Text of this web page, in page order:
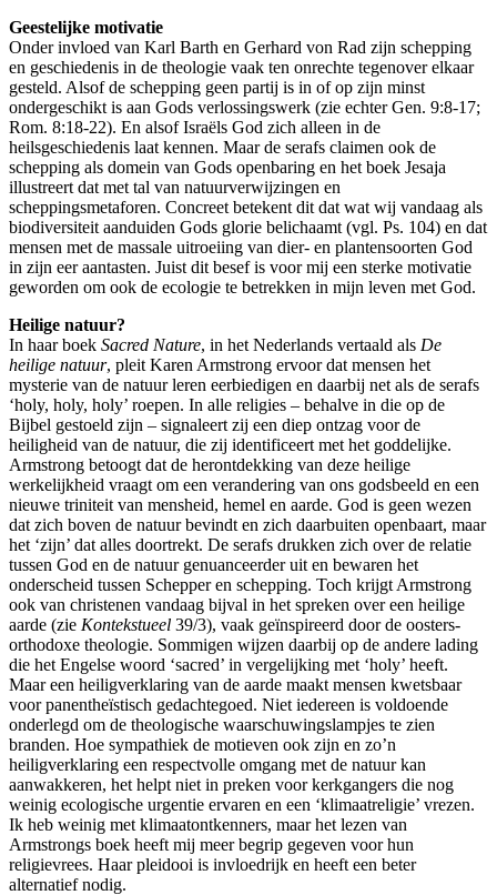
Geestelijke motivatie
Onder invloed van Karl Barth en Gerhard von Rad zijn schepping
en geschiedenis in de theologie vaak ten onrechte tegenover elkaar
gesteld. Alsof de schepping geen partij is in of op zijn minst
ondergeschikt is aan Gods verlossingswerk (zie echter Gen. 9:8-17;
Rom. 8:18-22). En alsof Israëls God zich alleen in de
heilsgeschiedenis laat kennen. Maar de serafs claimen ook de
schepping als domein van Gods openbaring en het boek Jesaja
illustreert dat met tal van natuurverwijzingen en
scheppingsmetaforen. Concreet betekent dit dat wat wij vandaag als
biodiversiteit aanduiden Gods glorie belichaamt (vgl. Ps. 104) en dat
mensen met de massale uitroeiing van dier- en plantensoorten God
in zijn eer aantasten. Juist dit besef is voor mij een sterke motivatie
geworden om ook de ecologie te betrekken in mijn leven met God.
Heilige natuur?
In haar boek Sacred Nature, in het Nederlands vertaald als De
heilige natuur, pleit Karen Armstrong ervoor dat mensen het
mysterie van de natuur leren eerbiedigen en daarbij net als de serafs
‘holy, holy, holy’ roepen. In alle religies – behalve in die op de
Bijbel gestoeld zijn – signaleert zij een diep ontzag voor de
heiligheid van de natuur, die zij identificeert met het goddelijke.
Armstrong betoogt dat de herontdekking van deze heilige
werkelijkheid vraagt om een verandering van ons godsbeeld en een
nieuwe triniteit van mensheid, hemel en aarde. God is geen wezen
dat zich boven de natuur bevindt en zich daarbuiten openbaart, maar
het ‘zijn’ dat alles doortrekt. De serafs drukken zich over de relatie
tussen God en de natuur genuanceerder uit en bewaren het
onderscheid tussen Schepper en schepping. Toch krijgt Armstrong
ook van christenen vandaag bijval in het spreken over een heilige
aarde (zie Kontekstueel 39/3), vaak geïnspireerd door de oosters-
orthodoxe theologie. Sommigen wijzen daarbij op de andere lading
die het Engelse woord ‘sacred’ in vergelijking met ‘holy’ heeft.
Maar een heiligverklaring van de aarde maakt mensen kwetsbaar
voor panentheïstisch gedachtegoed. Niet iedereen is voldoende
onderlegd om de theologische waarschuwingslampjes te zien
branden. Hoe sympathiek de motieven ook zijn en zo’n
heiligverklaring een respectvolle omgang met de natuur kan
aanwakkeren, het helpt niet in preken voor kerkgangers die nog
weinig ecologische urgentie ervaren en een ‘klimaatreligie’ vrezen.
Ik heb weinig met klimaatontkenners, maar het lezen van
Armstrongs boek heeft mij meer begrip gegeven voor hun
religievrees. Haar pleidooi is invloedrijk en heeft een beter
alternatief nodig.